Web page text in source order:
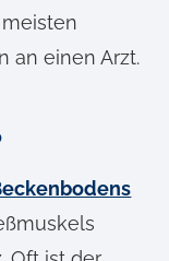
an einen Arzt.